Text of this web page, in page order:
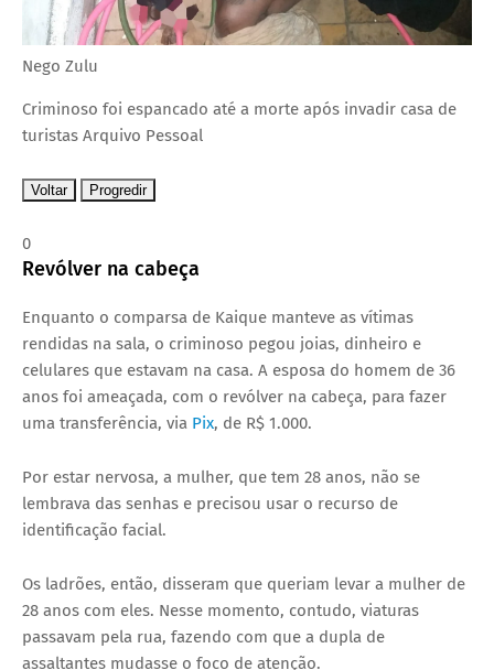
Nego Zulu
Criminoso foi espancado até a morte após invadir casa de
turistas Arquivo Pessoal
Voltar Progredir
0
Revólver na cabeça
Enquanto o comparsa de Kaique manteve as vítimas
rendidas na sala, o criminoso pegou joias, dinheiro e
celulares que estavam na casa. A esposa do homem de 36
anos foi ameaçada, com o revólver na cabeça, para fazer
uma transferência, via Pix, de R$ 1.000.
Por estar nervosa, a mulher, que tem 28 anos, não se
lembrava das senhas e precisou usar o recurso de
identificação facial.
Os ladrões, então, disseram que queriam levar a mulher de
28 anos com eles. Nesse momento, contudo, viaturas
passavam pela rua, fazendo com que a dupla de
assaltantes mudasse o foco de atenção.